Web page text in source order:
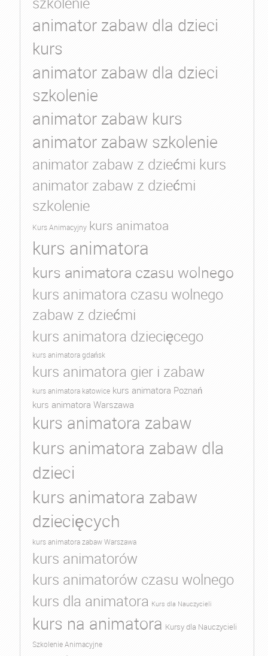
animator zabaw dla dzieci
kurs
animator zabaw dla dzieci
szkolenie
animator zabaw kurs
animator zabaw szkolenie
animator zabaw z dziećmi kurs
animator zabaw z dziećmi
szkolenie
Kurs Animacyjny kurs animatoa
kurs animatora
kurs animatora czasu wolnego
kurs animatora czasu wolnego
zabaw z dziećmi
kurs animatora dziecięcego
kurs animatora gdańsk
kurs animatora gier i zabaw
kurs animatora katowice kurs animatora Poznań
kurs animatora Warszawa
kurs animatora zabaw
kurs animatora zabaw dla
dzieci
kurs animatora zabaw
dziecięcych
kurs animatora zabaw Warszawa
kurs animatorów
kurs animatorów czasu wolnego
kurs dla animatora Kurs dla Nauczycieli
kurs na animatora Kursy dla Nauczycieli
Szkolenie Animacyjne